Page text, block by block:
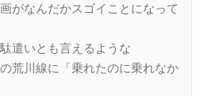
がなんだかスゴイことになって
遣いとも言えるような
荒川線に「乗れたのに乗れなか